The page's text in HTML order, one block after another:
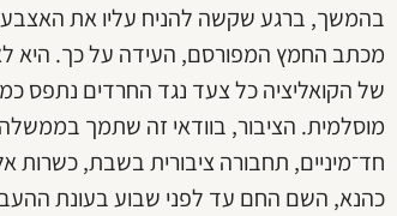
בהמשך, ברגע שקשה להניח עליו את
מכתב החמץ המפורסם, העידה על כך. היא
של הקואליציה כל צעד נגד החרדים נתפס
מוסלמית. הציבור, בוודאי זה שתמך
חד־מיניים, תחבורה ציבורית בשבת,
כהנא, השם החם עד לפני שבוע בעונת